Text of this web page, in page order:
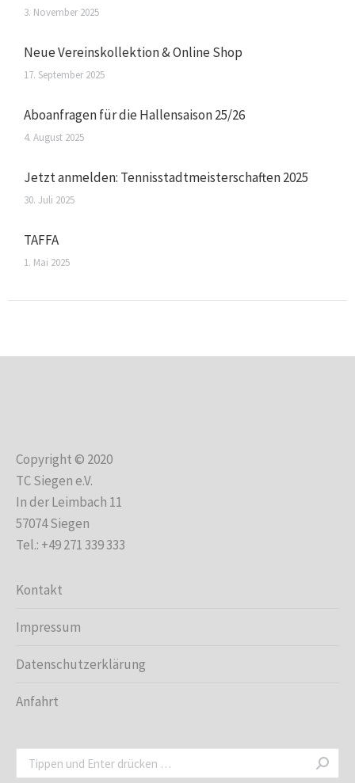
3. November 2025
Neue Vereinskollektion & Online Shop
17. September 2025
Aboanfragen für die Hallensaison 25/26
4. August 2025
Jetzt anmelden: Tennisstadtmeisterschaften 2025
30. Juli 2025
TAFFA
1. Mai 2025
Copyright © 2020
TC Siegen e.V.
In der Leimbach 11
57074 Siegen
Tel.: +49 271 339 333
Kontakt
Impressum
Datenschutzerklärung
Anfahrt